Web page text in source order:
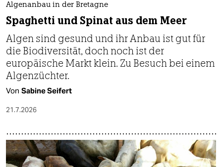
Algenanbau in der Bretagne
Spaghetti und Spinat aus dem Meer
Algen sind gesund und ihr Anbau ist gut für
die Biodiversität, doch noch ist der
europäische Markt klein. Zu Besuch bei einem
Algenzüchter.
Von Sabine Seifert
21.7.2026